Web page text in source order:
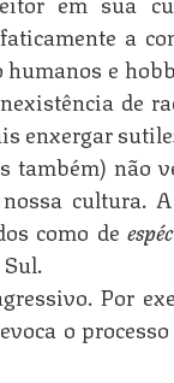
a
e
de
enxergar
também) não
cultura.
como de
Por
o